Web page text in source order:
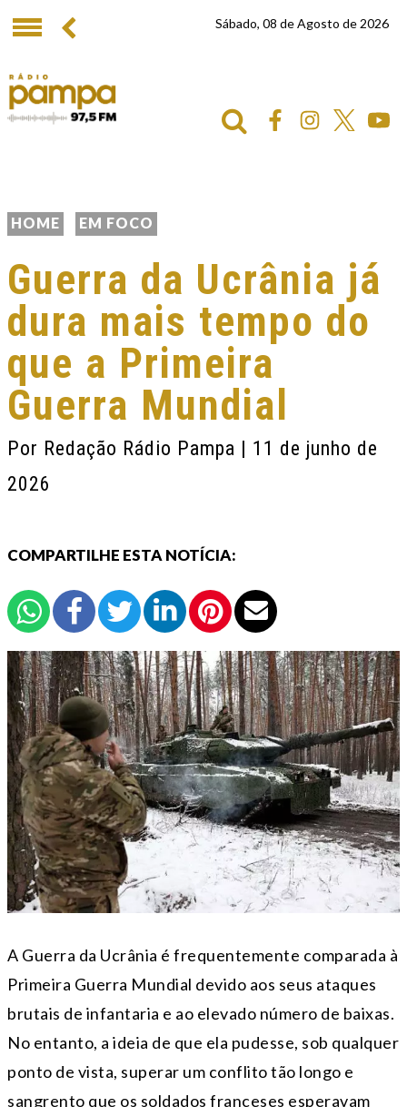
Sábado, 08 de Agosto de 2026
HOME EM FOCO
Guerra da Ucrânia já
dura mais tempo do
que a Primeira
Guerra Mundial
Por Redação Rádio Pampa | 11 de junho de
2026
COMPARTILHE ESTA NOTÍCIA:
A Guerra da Ucrânia é frequentemente comparada à
Primeira Guerra Mundial devido aos seus ataques
brutais de infantaria e ao elevado número de baixas.
No entanto, a ideia de que ela pudesse, sob qualquer
ponto de vista, superar um conflito tão longo e
sangrento que os soldados franceses esperavam